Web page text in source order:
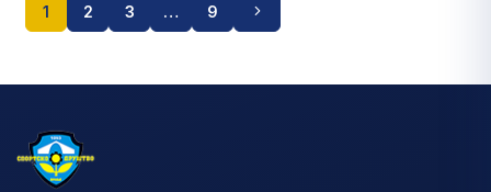
Пагинација
чланака
1 2 3 … 9